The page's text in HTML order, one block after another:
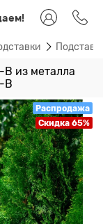
из металла
B
Распродажа
Скидка 65%